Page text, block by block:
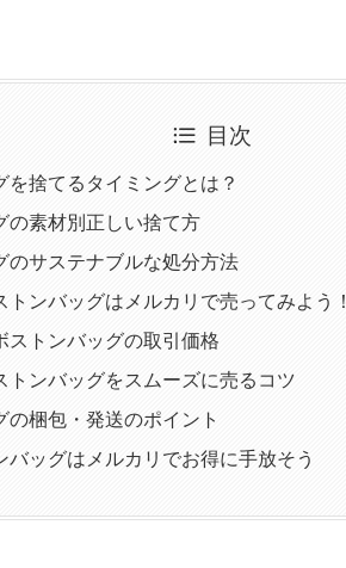
目次
を捨てるタイミングとは？
の素材別正しい捨て方
のサステナブルな処分方法
トンバッグはメルカリで売ってみよう！
ストンバッグの取引価格
トンバッグをスムーズに売るコツ
の梱包・発送のポイント
バッグはメルカリでお得に手放そう